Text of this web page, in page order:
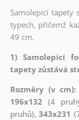
Samolepicí tapety
typech, přičemž
49 cm.
1) Samolepící
tapety zůstává
Rozměry (v cm):
196x132 (4
pruhů),343x231